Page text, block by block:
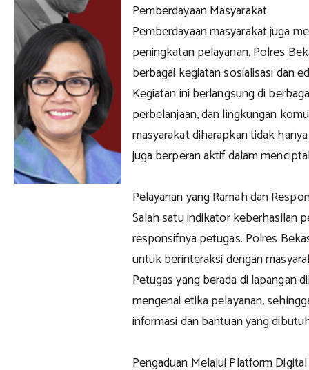
Pemberdayaan Masyarakat
Pemberdayaan masyarakat juga
peningkatan pelayanan. Polres
berbagai kegiatan sosialisasi dan
Kegiatan ini berlangsung di
perbelanjaan, dan lingkungan
masyarakat diharapkan tidak
juga berperan aktif dalam
Pelayanan yang Ramah dan
Salah satu indikator keberhasilan
responsifnya petugas. Polres
untuk berinteraksi dengan
Petugas yang berada di lapangan
mengenai etika pelayanan,
informasi dan bantuan yang
Pengaduan Melalui Platform Digital